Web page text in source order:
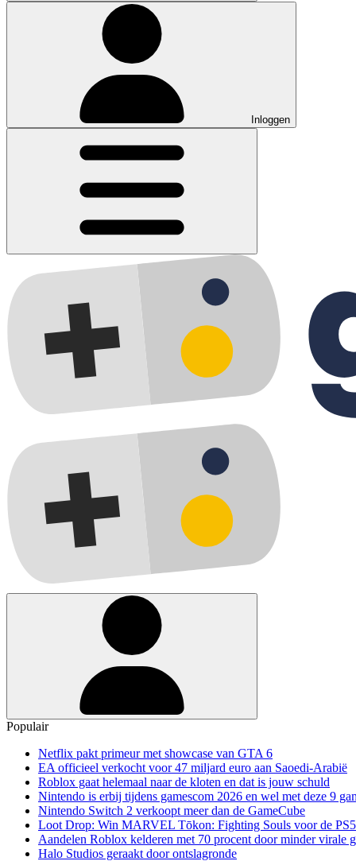
Inloggen
Populair
Netflix pakt primeur met showcase van GTA 6
EA officieel verkocht voor 47 miljard euro aan Saoedi-Arabië
Roblox gaat helemaal naar de kloten en dat is jouw schuld
Nintendo is erbij tijdens gamescom 2026 en wel met deze 9
Nintendo Switch 2 verkoopt meer dan de GameCube
Loot Drop: Win MARVEL Tōkon: Fighting Souls voor de PS5
Aandelen Roblox kelderen met 70 procent door minder virale
Halo Studios geraakt door ontslagronde